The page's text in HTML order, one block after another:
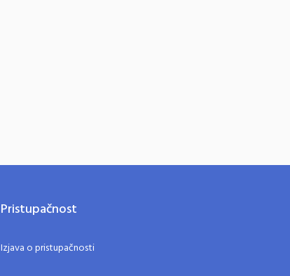
Pristupačnost
Izjava o pristupačnosti